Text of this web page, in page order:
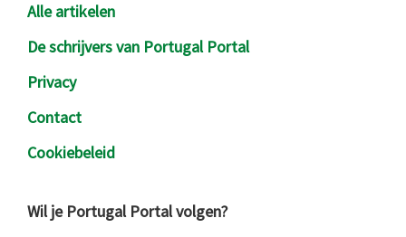
Alle artikelen
De schrijvers van Portugal Portal
Privacy
Contact
Cookiebeleid
Wil je Portugal Portal volgen?